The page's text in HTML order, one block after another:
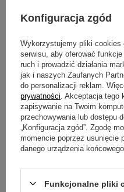
Prace w ogrodzie w
kompletny poradnik, jak
przygotować ogród do zimy
Jesienne prace w ogrodzie:
roślin, ochrona przed mrozem,
nawożenie i porządki. Sprawdź,
przygotować ogród do zimy krok po
kroku.
Konfiguracja zgód
Wykorzystujemy pliki cookies
serwisu, aby oferować
ruch i prowadzić działania
jak i naszych Zaufanych
do personalizacji reklam.
prywatności . Akceptacja
zapisywanie na Twoim
przechowywania lub dostępu
„Konfiguracja zgód”. Zgodę
momencie poprzez usunięcie
danego urządzenia końcowego.
Funkcjonalne pliki